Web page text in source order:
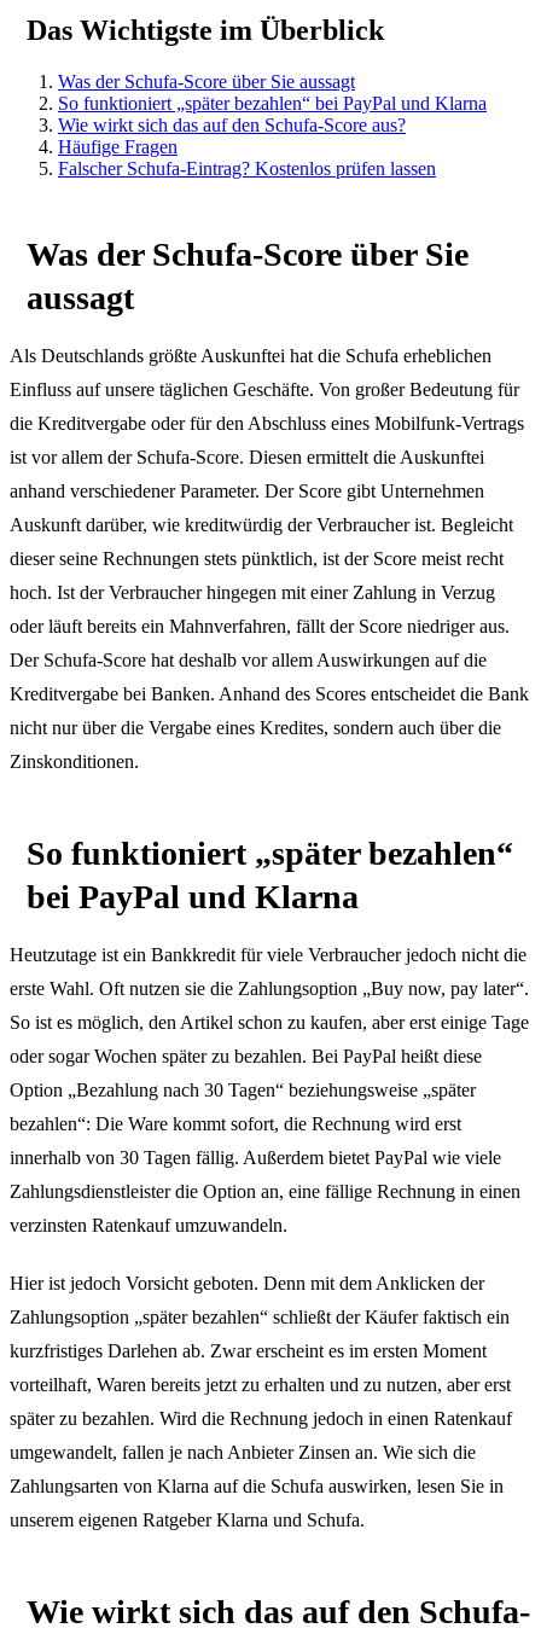
Das Wichtigste im Überblick
Was der Schufa-Score über Sie aussagt
So funktioniert „später bezahlen“ bei PayPal und Klarna
Wie wirkt sich das auf den Schufa-Score aus?
Häufige Fragen
Falscher Schufa-Eintrag? Kostenlos prüfen lassen
Was der Schufa-Score über Sie
aussagt
Als Deutschlands größte Auskunftei hat die Schufa erheblichen
Einfluss auf unsere täglichen Geschäfte. Von großer Bedeutung für
die Kreditvergabe oder für den Abschluss eines Mobilfunk-Vertrags
ist vor allem der Schufa-Score. Diesen ermittelt die Auskunftei
anhand verschiedener Parameter. Der Score gibt Unternehmen
Auskunft darüber, wie kreditwürdig der Verbraucher ist. Begleicht
dieser seine Rechnungen stets pünktlich, ist der Score meist recht
hoch. Ist der Verbraucher hingegen mit einer Zahlung in Verzug
oder läuft bereits ein Mahnverfahren, fällt der Score niedriger aus.
Der Schufa-Score hat deshalb vor allem Auswirkungen auf die
Kreditvergabe bei Banken. Anhand des Scores entscheidet die Bank
nicht nur über die Vergabe eines Kredites, sondern auch über die
Zinskonditionen.
So funktioniert „später bezahlen“
bei PayPal und Klarna
Heutzutage ist ein Bankkredit für viele Verbraucher jedoch nicht die
erste Wahl. Oft nutzen sie die Zahlungsoption „Buy now, pay later“.
So ist es möglich, den Artikel schon zu kaufen, aber erst einige Tage
oder sogar Wochen später zu bezahlen. Bei PayPal heißt diese
Option „Bezahlung nach 30 Tagen“ beziehungsweise „später
bezahlen“: Die Ware kommt sofort, die Rechnung wird erst
innerhalb von 30 Tagen fällig. Außerdem bietet PayPal wie viele
Zahlungsdienstleister die Option an, eine fällige Rechnung in einen
verzinsten Ratenkauf umzuwandeln.
Hier ist jedoch Vorsicht geboten. Denn mit dem Anklicken der
Zahlungsoption „später bezahlen“ schließt der Käufer faktisch ein
kurzfristiges Darlehen ab. Zwar erscheint es im ersten Moment
vorteilhaft, Waren bereits jetzt zu erhalten und zu nutzen, aber erst
später zu bezahlen. Wird die Rechnung jedoch in einen Ratenkauf
umgewandelt, fallen je nach Anbieter Zinsen an. Wie sich die
Zahlungsarten von Klarna auf die Schufa auswirken, lesen Sie in
unserem eigenen RatgeberKlarna und Schufa.
Wie wirkt sich das auf den Schufa-